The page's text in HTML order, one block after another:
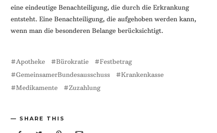
eine eindeutige Benachteiligung, die durch die Erkrankung
entsteht. Eine Benachteiligung, die aufgehoben werden kann,
wenn man die besonderen Belange berücksichtigt.
Apotheke Bürokratie
Festbetrag
GemeinsamerBundesausschuss
Krankenkasse
Medikamente
Zuzahlung
SHARE THIS